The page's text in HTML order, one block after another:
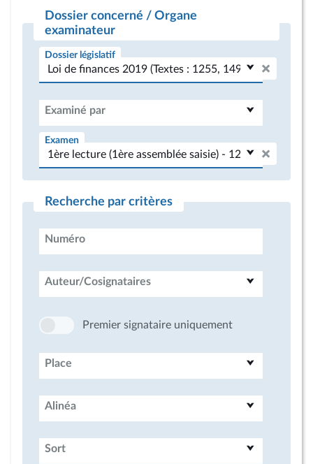
Dossier concerné / Organe
examinateur
Dossier législatif
Examiné par
Examen
Recherche par critères
Numéro
Auteur/Cosignataires
Premier signataire uniquement
Place
Alinéa
Sort